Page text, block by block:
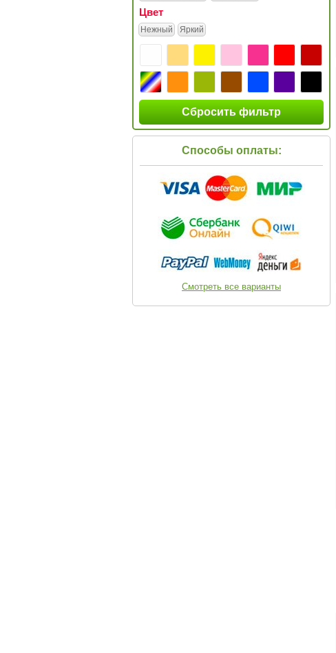
Цвет
Нежный Яркий
Сбросить фильтр
Способы оплаты:
Смотреть все варианты